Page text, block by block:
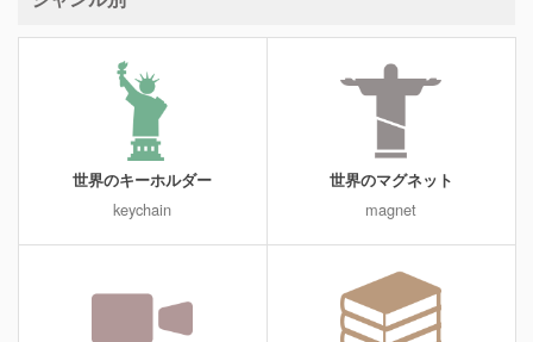
世界のキーホルダー
keychain
世界のマグネット
magnet